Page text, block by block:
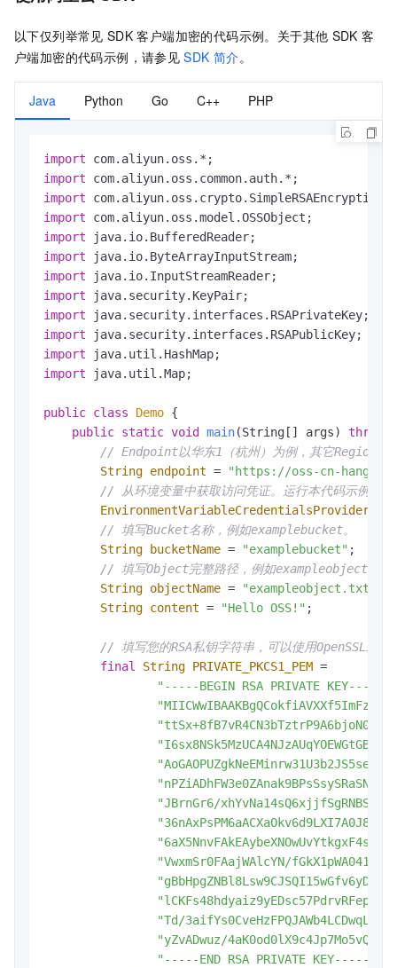
以下仅列举常见 SDK 客户端加密的代码示例。关于其他 SDK 客
户端加密的代码示例，请参见 SDK 简介。
Java Python Go C++ PHP
import
import
import
import
import
import
import
import
import
import
import
import java.util.Map;
public class Demo {
public static void main(String[] args) throws
// Endpoint以华东1（杭州）为例，其它Region请
String endpoint =
"https://oss-cn-
// 从环境变量中获取访问凭证。运行本代码示例之前，
EnvironmentVariableCredentialsProvider
// 填写Bucket名称，例如examplebucket。
String
bucketName = "examplebucket" ;
// 填写Object完整路径，例如exampleobject.txt
String objectName = "exampleobject.txt"
String content = "Hello OSS!" ;
// 填写您的RSA私钥字符串，可以使用OpenSSL工具
final
String PRIVATE_PKCS1_PEM =
"-----BEGIN RSA PRIVATE KEY-----
"JBrnGr6/
"VwxmSr0FAajWAlcYN/
"Td/
"yZvADwuz/
"-----END RSA PRIVATE KEY-----"